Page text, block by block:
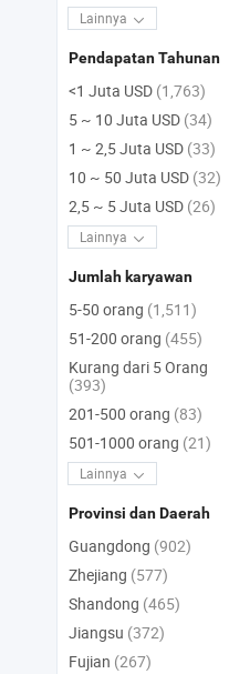
Lainnya
Pendapatan Tahunan
<1 Juta USD (1,763)
5 ~ 10 Juta USD (34)
1 ~ 2,5 Juta USD (33)
10 ~ 50 Juta USD (32)
2,5 ~ 5 Juta USD (26)
Lainnya
Jumlah karyawan
5-50 orang (1,511)
51-200 orang (455)
Kurang dari 5 Orang
(393)
201-500 orang (83)
501-1000 orang (21)
Lainnya
Provinsi dan Daerah
Guangdong (902)
Zhejiang (577)
Shandong (465)
Jiangsu (372)
Fujian (267)